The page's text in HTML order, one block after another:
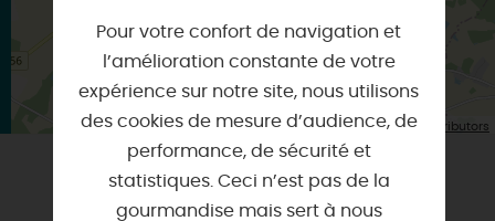
Leaflet| Map data ©OpenStreetMap contributors
VOUS AIMEREZ AUSSI
Pour votre confort de navigation et
l’amélioration constante de votre
expérience sur notre site, nous utilisons
des cookies de mesure d’audience, de
performance, de sécurité et
statistiques. Ceci n’est pas de la
gourmandise mais sert à nous